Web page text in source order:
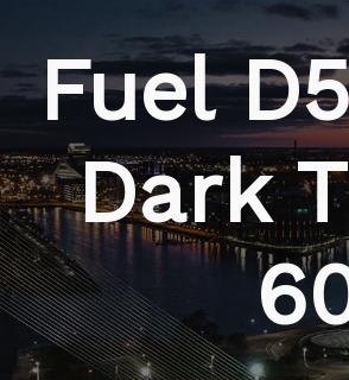
Fuel
Dark